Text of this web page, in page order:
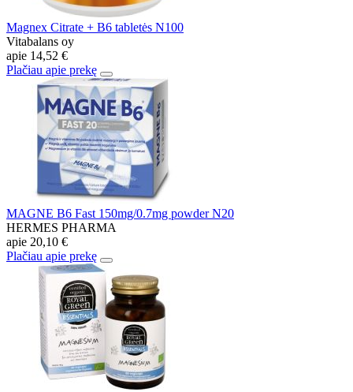
Magnex Citrate + B6 tabletės N100
Vitabalans oy
apie 14,52 €
Plačiau apie prekę
MAGNE B6 Fast 150mg/0.7mg powder N20
HERMES PHARMA
apie 20,10 €
Plačiau apie prekę